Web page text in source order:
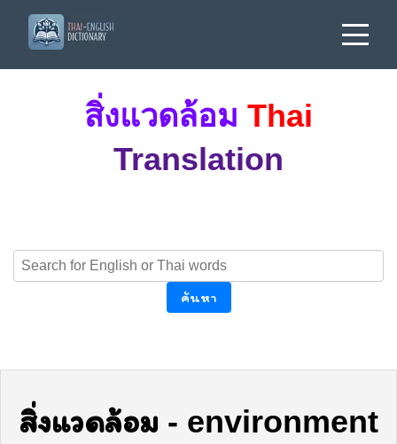
สิ่งแวดล้อม Thai
Translation
ค้นหา
สิ่งแวดล้อม - environment